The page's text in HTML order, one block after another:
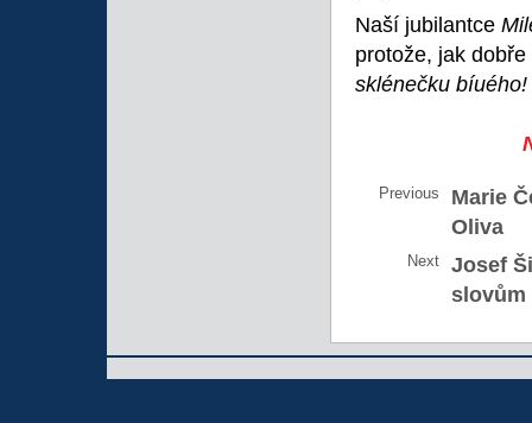
Naší jubilantce
protože, jak
sklénečku bíuého!
Previous
Marie
Oliva
Next
Josef
slovům